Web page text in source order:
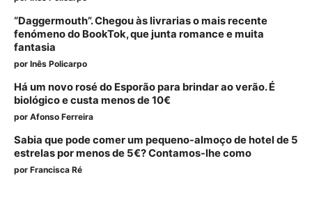
“Daggermouth”. Chegou às livrarias o mais recente
fenómeno do BookTok, que junta romance e muita
fantasia
por Inês Policarpo
Há um novo rosé do Esporão para brindar ao verão. É
biológico e custa menos de 10€
por Afonso Ferreira
Sabia que pode comer um pequeno-almoço de hotel de 5
estrelas por menos de 5€? Contamos-lhe como
por Francisca Ré